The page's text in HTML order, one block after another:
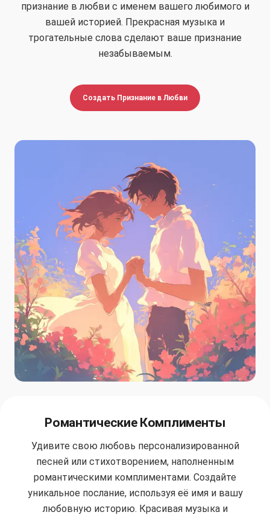
признание в любви с именем вашего любимого и
вашей историей. Прекрасная музыка и
трогательные слова сделают ваше признание
незабываемым.
Создать Признание в Любви
Романтические Комплименты
Удивите свою любовь персонализированной
песней или стихотворением, наполненным
романтическими комплиментами. Создайте
уникальное послание, используя её имя и вашу
любовную историю. Красивая музыка и